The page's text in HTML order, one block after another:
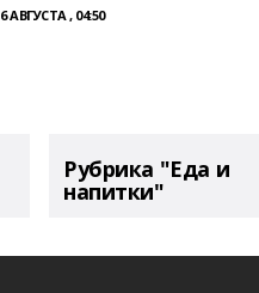
6 АВГУСТА , 04:50
Рубрика "Еда и
напитки"